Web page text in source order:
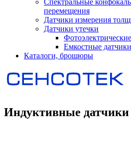
Спектральные
перемещения
Датчики измерения
Датчики утечки
Емкостные
Каталоги, брошюры
Индуктивные датчики